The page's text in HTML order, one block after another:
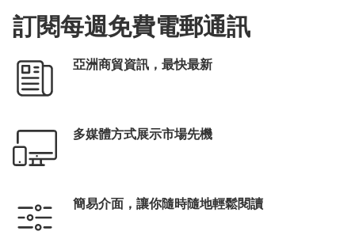
訂閱每週免費電郵通訊
亞洲商貿資訊，最快最新
多媒體方式展示市場先機
簡易介面，讓你隨時隨地輕鬆閱讀